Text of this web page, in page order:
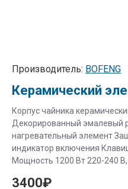
Производитель: BOFENG
Корпус чайника
Декорированный эмалевый
нагревательный элемент
индикатор включения
Мощность 1200 Вт 220-240 В,
3400₽